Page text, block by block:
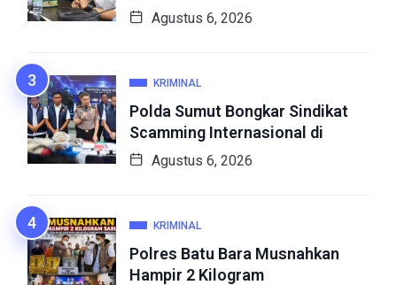
Agustus 6, 2026
KRIMINAL
Polda Sumut Bongkar Sindikat
Scamming Internasional di
Agustus 6, 2026
KRIMINAL
Polres Batu Bara Musnahkan
Hampir 2 Kilogram